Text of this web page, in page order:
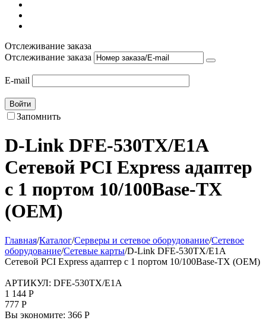
Отслеживание заказа
Отслеживание заказа
E-mail
Войти
Запомнить
D-Link DFE-530TX/E1A
Сетевой PCI Express адаптер
с 1 портом 10/100Base-TX
(OEM)
Главная/Каталог/Серверы и сетевое оборудование/Сетевое
оборудование/Сетевые карты/D-Link DFE-530TX/E1A
Сетевой PCI Express адаптер с 1 портом 10/100Base-TX (OEM)
АРТИКУЛ: DFE-530TX/E1A
1 144 Р
777 Р
Вы экономите: 366 Р